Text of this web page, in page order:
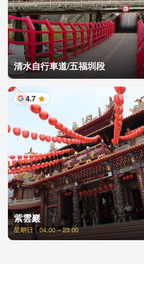
清水自行車道/五福圳段
4.7 星
紫雲巖
星期日：04:00 – 23:00